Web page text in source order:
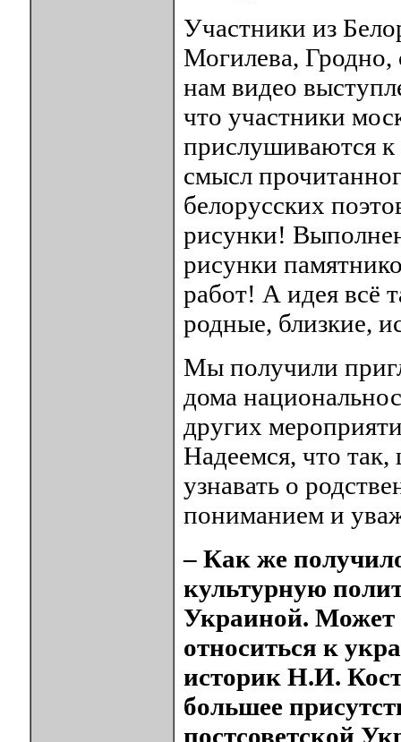
Участники из
Могилева, Гродно,
нам видео
что участники
прислушиваются
смысл
белорусских
рисунки!
рисунки
работ! А идея всё
родные, близкие,
Мы получили
дома
других
Надеемся, что
узнавать о
пониманием и
– Как же
культурную
Украиной. Может
относиться к
историк Н.И.
большее
постсоветской